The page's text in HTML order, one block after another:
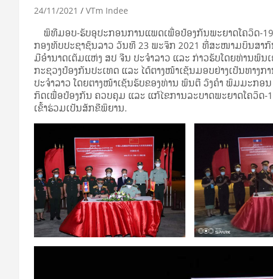
24/11/2021 VTm Indee
ພິທີມອບ-ຮັບອຸປະກອນການແພດເພື່ອປ້ອງກັນພະຍາດໂຄວິດ-
ກອງທັບປະຊາຊົນລາວ ວັນທີ 23 ພະຈິກ 2021 ທີ່ສະໜາມບິນສາ
ມີອໍານາດເຕັມແຫ່ງ ສປ ຈີນ ປະຈໍາລາວ ແລະ ກ່າວຮັບໂດຍທ່ານ
ກະຊວງປ້ອງກັນປະເທດ ແລະ ໄດ້ຕາງໜ້າເຊັນມອບຢ່າງເປັນທາງ
ປະຈໍາລາວ ໂດຍຕາງໜ້າເຊັນຮັບຂອງທ່ານ ພົນຕີ ວົງຄໍາ ພົມມະກ
ກິດເພື່ອປ້ອງກັນ ຄວບຄຸມ ແລະ ແກ້ໄຂການລະບາດພະຍາດໂຄວິດ
ເຂົ້າຮ່ວມເປັນສັກຂີພິຍານ.